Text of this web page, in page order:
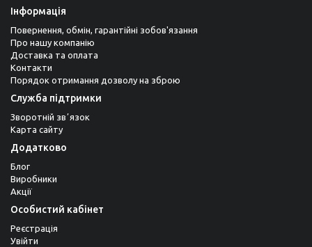
Інформація
Повернення, обмін, гарантійні зобов'язання
Про нашу компанію
Доставка та оплата
Контакти
Порядок отримання дозволу на зброю
Служба підтримки
Зворотній звʼязок
Карта сайту
Додатково
Блог
Виробники
Акції
Особистий кабінет
Реєстрація
Увійти